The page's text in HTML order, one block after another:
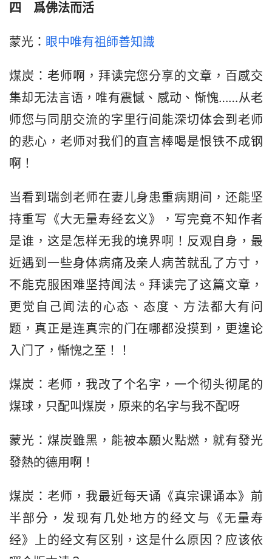
四　爲佛法而活
蒙光： 眼中唯有祖師善知識
煤炭：老师啊，拜读完您分享的文章，百感交
集却无法言语，唯有震憾、感动、惭愧……从老
师您与同朋交流的字里行间能深切体会到老师
的悲心，老师对我们的直言棒喝是恨铁不成钢
啊！
当看到瑞剑老师在妻儿身患重病期间，还能坚
持重写《大无量寿经玄义》，写完竟不知作者
是谁，这是怎样无我的境界啊！反观自身，最
近遇到一些身体病痛及亲人病苦就乱了方寸，
不能克服困难坚持闻法。拜读完了这篇文章，
更觉自己闻法的心态、态度、方法都大有问
题，真正是连真宗的门在哪都没摸到，更遑论
入门了，惭愧之至！！
煤炭：老师，我改了个名字，一个彻头彻尾的
煤球，只配叫煤炭，原来的名字与我不配呀
蒙光：煤炭雖黑，能被本願火點燃，就有發光
發熱的德用啊！
煤炭：老师，我最近每天诵《真宗课诵本》前
半部分，发现有几处地方的经文与《无量寿
经》上的经文有区别，这是什么原因？应该依